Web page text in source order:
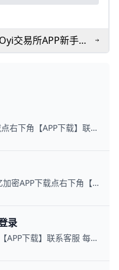
Oyi交易所APP新手买
币教学：10分钟上手
苹果下载 欧亿加密APP下载点右下角【APP下载】联系客服 每日更新可用链接
国内用户可注册后下载 欧亿加密APP下载点右下角【APP下载】联系客服 每日更新可用链接
录
欧亿加密APP下载点右下角【APP下载】联系客服 每日更新可用链接